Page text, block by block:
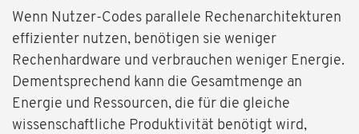
Wenn Nutzer-Codes parallele Rechenarchitekturen
effizienter nutzen, benötigen sie weniger
Rechenhardware und verbrauchen weniger Energie.
Dementsprechend kann die Gesamtmenge an
Energie und Ressourcen, die für die gleiche
wissenschaftliche Produktivität benötigt wird,